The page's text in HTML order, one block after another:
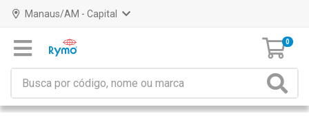
Manaus/AM - Capital
0